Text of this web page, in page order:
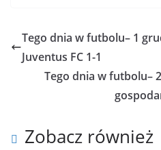
Tego dnia w futbolu– 1
Juventus FC 1-1
Tego dnia w futbolu–
Zobacz również